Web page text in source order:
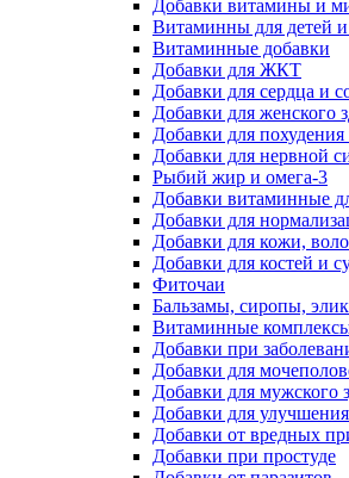
Добавки витамины и
Витаминны для детей и
Витаминные добавки
Добавки для ЖКТ
Добавки для сердца и
Добавки для женского
Добавки для
Добавки для нервной
Рыбий жир и омега-3
Добавки витаминные
Добавки для
Добавки для кожи,
Добавки для костей и
Фиточаи
Бальзамы, сиропы,
Витаминные
Добавки при
Добавки для
Добавки для мужского
Добавки для
Добавки от вредных
Добавки при простуде